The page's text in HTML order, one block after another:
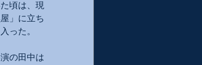
頃は、現
」に立ち
った。
の田中は